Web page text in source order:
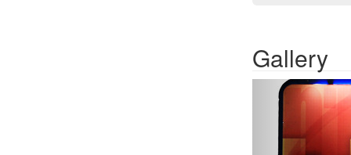
Gallery